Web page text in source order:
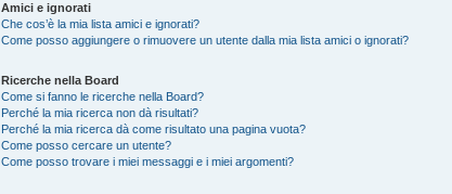
Amici e ignorati
Che cos’è la mia lista amici e ignorati?
Come posso aggiungere o rimuovere un utente dalla mia lista amici o ignorati?
Ricerche nella Board
Come si fanno le ricerche nella Board?
Perché la mia ricerca non dà risultati?
Perché la mia ricerca dà come risultato una pagina vuota?
Come posso cercare un utente?
Come posso trovare i miei messaggi e i miei argomenti?